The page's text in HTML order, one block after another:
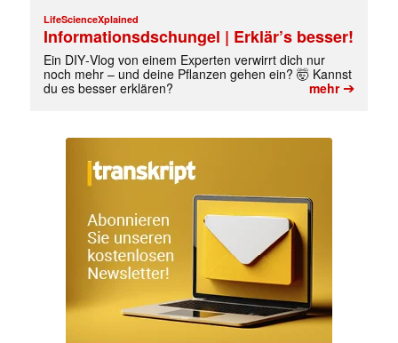
LifeScienceXplained
Informationsdschungel | Erklär’s besser!
Ein DIY‑Vlog von einem Experten verwirrt dich nur
noch mehr – und deine Pflanzen gehen ein? 🤯 Kannst
du es besser erklären?
mehr➔